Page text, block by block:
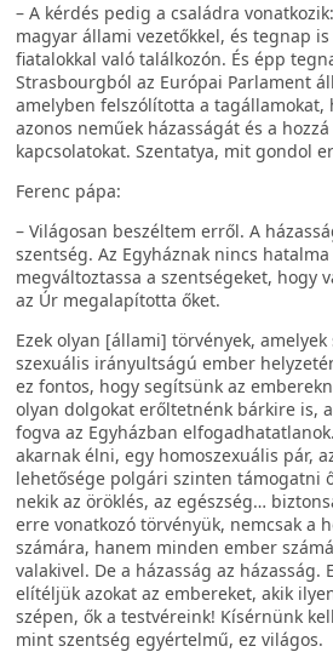
– A kérdés pedig a családra
magyar állami vezetőkkel, és tegnap
fiatalokkal való találkozón. És épp
Strasbourgból az Európai Parlament
amelyben felszólította a tagállamokat,
azonos neműek házasságát és a
kapcsolatokat. Szentatya, mit gondol
Ferenc pápa:
– Világosan beszéltem erről. A
szentség. Az Egyháznak nincs
megváltoztassa a szentségeket, hogy
az Úr megalapította őket.
Ezek olyan [állami] törvények,
szexuális irányultságú ember
ez fontos, hogy segítsünk az
olyan dolgokat erőltetnénk bárkire is,
fogva az Egyházban
akarnak élni, egy homoszexuális pár,
lehetősége polgári szinten támogatni
nekik az öröklés, az egészség…
erre vonatkozó törvényük, nemcsak a
számára, hanem minden ember
valakivel. De a házasság az házasság.
elítéljük azokat az embereket, akik
szépen, ők a testvéreink! Kísérnünk
mint szentség egyértelmű, ez világos.